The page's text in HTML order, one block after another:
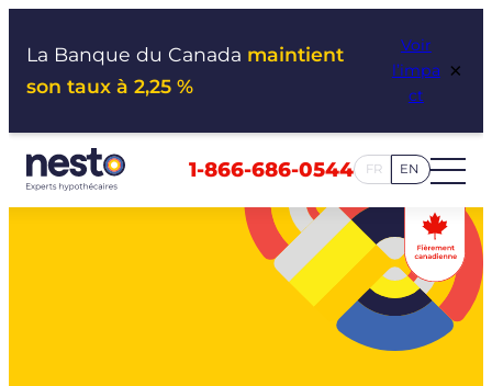
La Banque du Canada maintient
son taux à 2,25 %
Voir
l’impa
ct
×
1-866-686-0544 FR EN